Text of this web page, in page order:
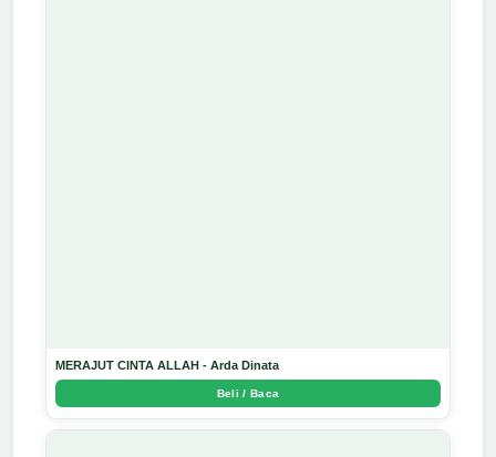
MERAJUT CINTA ALLAH - Arda Dinata
Beli / Baca